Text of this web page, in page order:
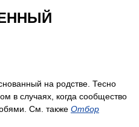
на родстве. Тесно
в случаях, когда сообщество
См. также Отбор